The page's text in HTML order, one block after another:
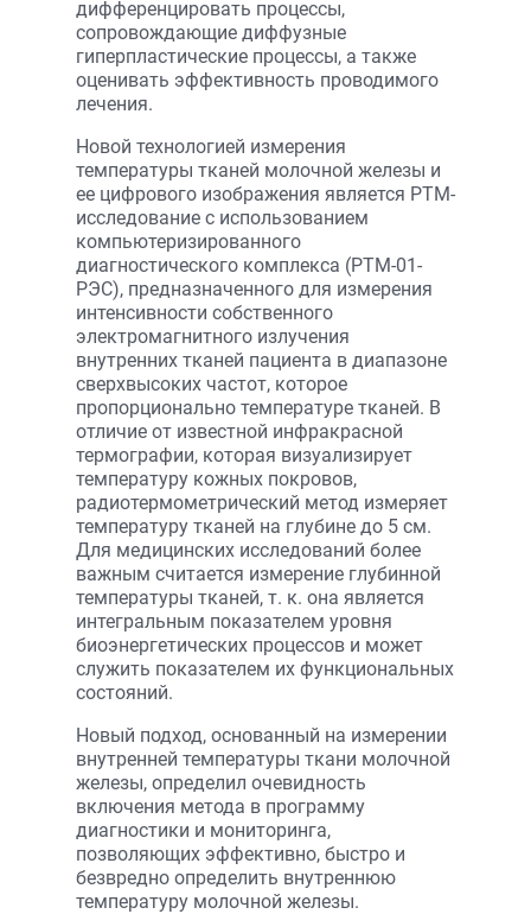
дифференцировать процессы,
сопровождающие диффузные
гиперпластические процессы, а также
оценивать эффективность проводимого
лечения.
Новой технологией измерения
температуры тканей молочной железы и
ее цифрового изображения является РТМ-
исследование с использованием
компьютеризированного
диагностического комплекса (РТМ-01-
РЭС), предназначенного для измерения
интенсивности собственного
электромагнитного излучения
внутренних тканей пациента в диапазоне
сверхвысоких частот, которое
пропорционально температуре тканей. В
отличие от известной инфракрасной
термографии, которая визуализирует
температуру кожных покровов,
радиотермометрический метод измеряет
температуру тканей на глубине до 5 см.
Для медицинских исследований более
важным считается измерение глубинной
температуры тканей, т. к. она является
интегральным показателем уровня
биоэнергетических процессов и может
служить показателем их функциональных
состояний.
Новый подход, основанный на измерении
внутренней температуры ткани молочной
железы, определил очевидность
включения метода в программу
диагностики и мониторинга,
позволяющих эффективно, быстро и
безвредно определить внутреннюю
температуру молочной железы.